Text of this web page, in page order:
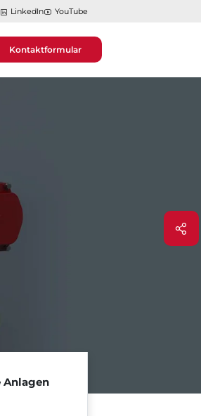
LinkedIn YouTube
Kontaktformular